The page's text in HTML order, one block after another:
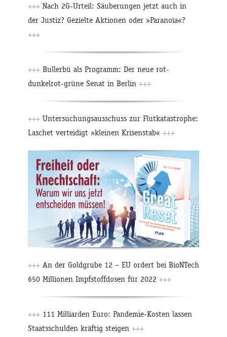
+++ Nach 2G-Urteil: Säuberungen jetzt auch in
der Justiz? Gezielte Aktionen oder »Paranoia«?
+++
+++ Bullerbü als Programm: Der neue rot-
dunkelrot-grüne Senat in Berlin +++
+++ Untersuchungsausschuss zur Flutkatastrophe:
Laschet verteidigt »kleinen Krisenstab« +++
+++ An der Goldgrube 12 – EU ordert bei BioNTech
650 Millionen Impfstoffdosen für 2022 +++
+++ 111 Milliarden Euro: Pandemie-Kosten lassen
Staatsschulden kräftig steigen +++